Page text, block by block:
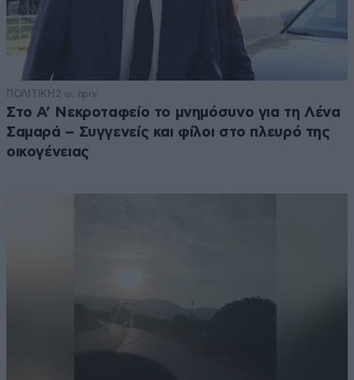
ΠΟΛΙΤΙΚΗ 2 ω. πριν
Στο Α’ Νεκροταφείο το μνημόσυνο για τη Λένα
Σαμαρά – Συγγενείς και φίλοι στο πλευρό της
οικογένειας